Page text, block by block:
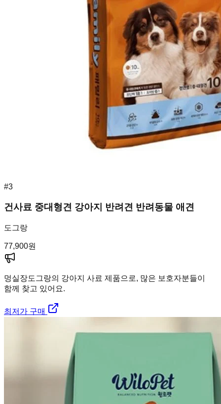
#3
건사료 중대형견 강아지 반려견 반려동물 애견
도그랑
77,900원
멍실장도그랑의 강아지 사료 제품으로, 많은 보호자분들이
함께 찾고 있어요.
최저가 구매